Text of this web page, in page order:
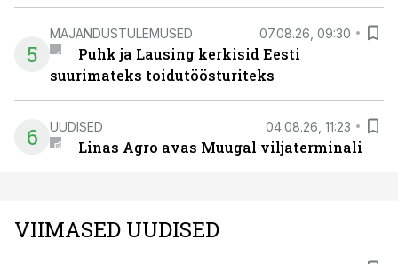
5
MAJANDUSTULEMUSED 07.08.26, 09:30
Puhk ja Lausing kerkisid Eesti
suurimateks toidutöösturiteks
6 UUDISED 04.08.26, 11:23
Linas Agro avas Muugal viljaterminali
VIIMASED UUDISED